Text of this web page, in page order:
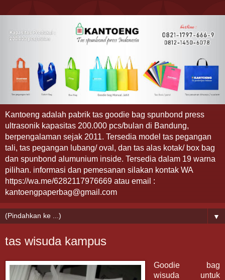
Kantoeng adalah pabrik tas goodie bag spunbond press
ultrasonik kapasitas 200.000 pcs/bulan di Bandung,
berpengalaman sejak 2011. Tersedia model tas pegangan
tali, tas pegangan lubang/ oval, dan tas alas kotak/ box bag
dan spunbond alumunium inside. Tersedia dalam 19 warna
pilihan. informasi dan pemesanan silakan kontak WA
https://wa.me/6282117976669 atau email :
kantoengpaperbag@gmail.com
▼
tas wisuda kampus
Goodie bag
wisuda untuk